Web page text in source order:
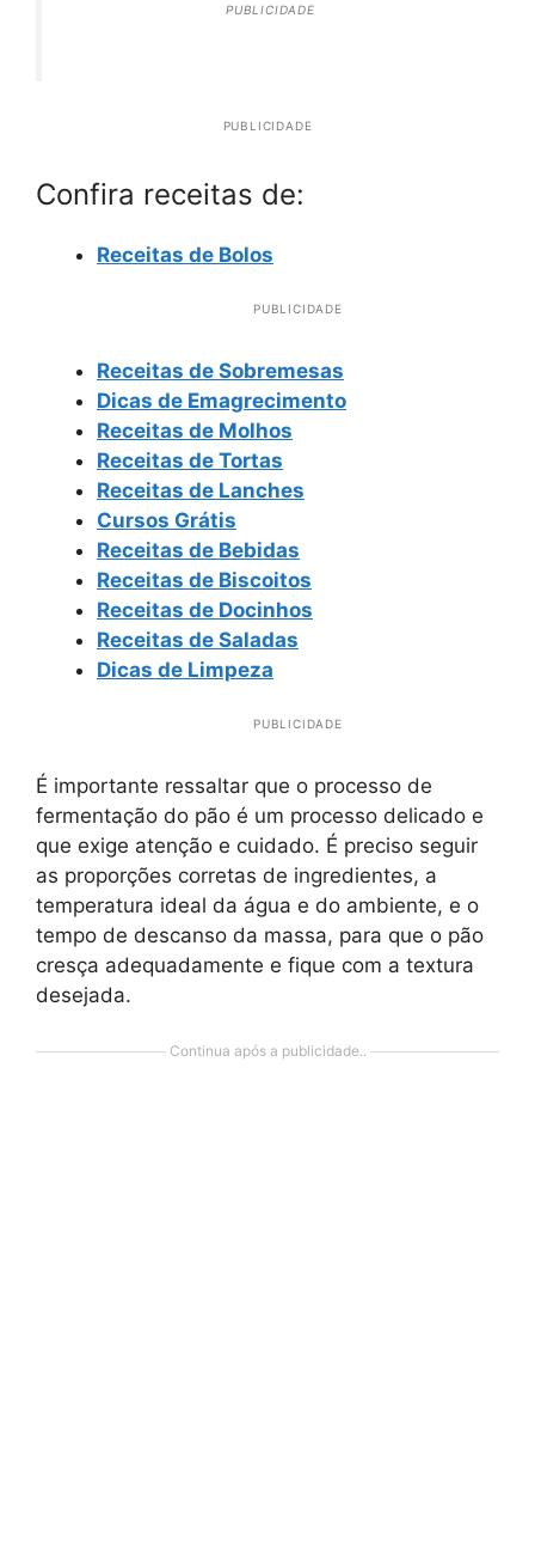
PUBLICIDADE
PUBLICIDADE
Confira receitas de:
Receitas de Bolos
PUBLICIDADE
Receitas de Sobremesas
Dicas de Emagrecimento
Receitas de Molhos
Receitas de Tortas
Receitas de Lanches
Cursos Grátis
Receitas de Bebidas
Receitas de Biscoitos
Receitas de Docinhos
Receitas de Saladas
Dicas de Limpeza
PUBLICIDADE
É importante ressaltar que o processo de
fermentação do pão é um processo delicado e
que exige atenção e cuidado. É preciso seguir
as proporções corretas de ingredientes, a
temperatura ideal da água e do ambiente, e o
tempo de descanso da massa, para que o pão
cresça adequadamente e fique com a textura
desejada.
Continua após a publicidade..